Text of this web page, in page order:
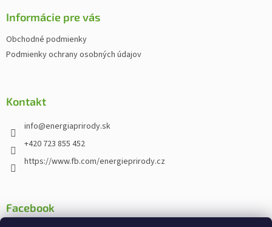
Informácie pre vás
Obchodné podmienky
Podmienky ochrany osobných údajov
Kontakt
info@energiaprirody.sk
+420 723 855 452
https://www.fb.com/energieprirody.cz
Facebook